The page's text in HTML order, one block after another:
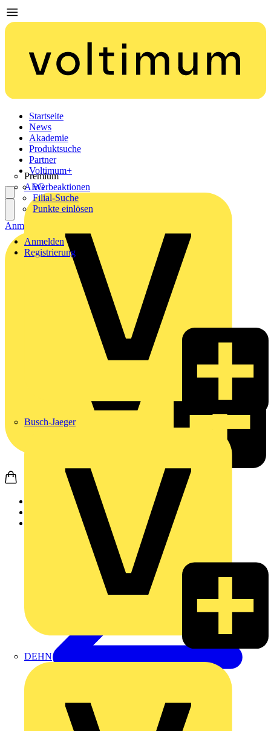
Startseite
News
Akademie
Produktsuche
Partner
Premium
AEG
Busch-Jaeger
DEHN
Voltimum+
Werbeaktionen
Filial-Suche
Punkte einlösen
Anmelden
Registrierung
Anmelden